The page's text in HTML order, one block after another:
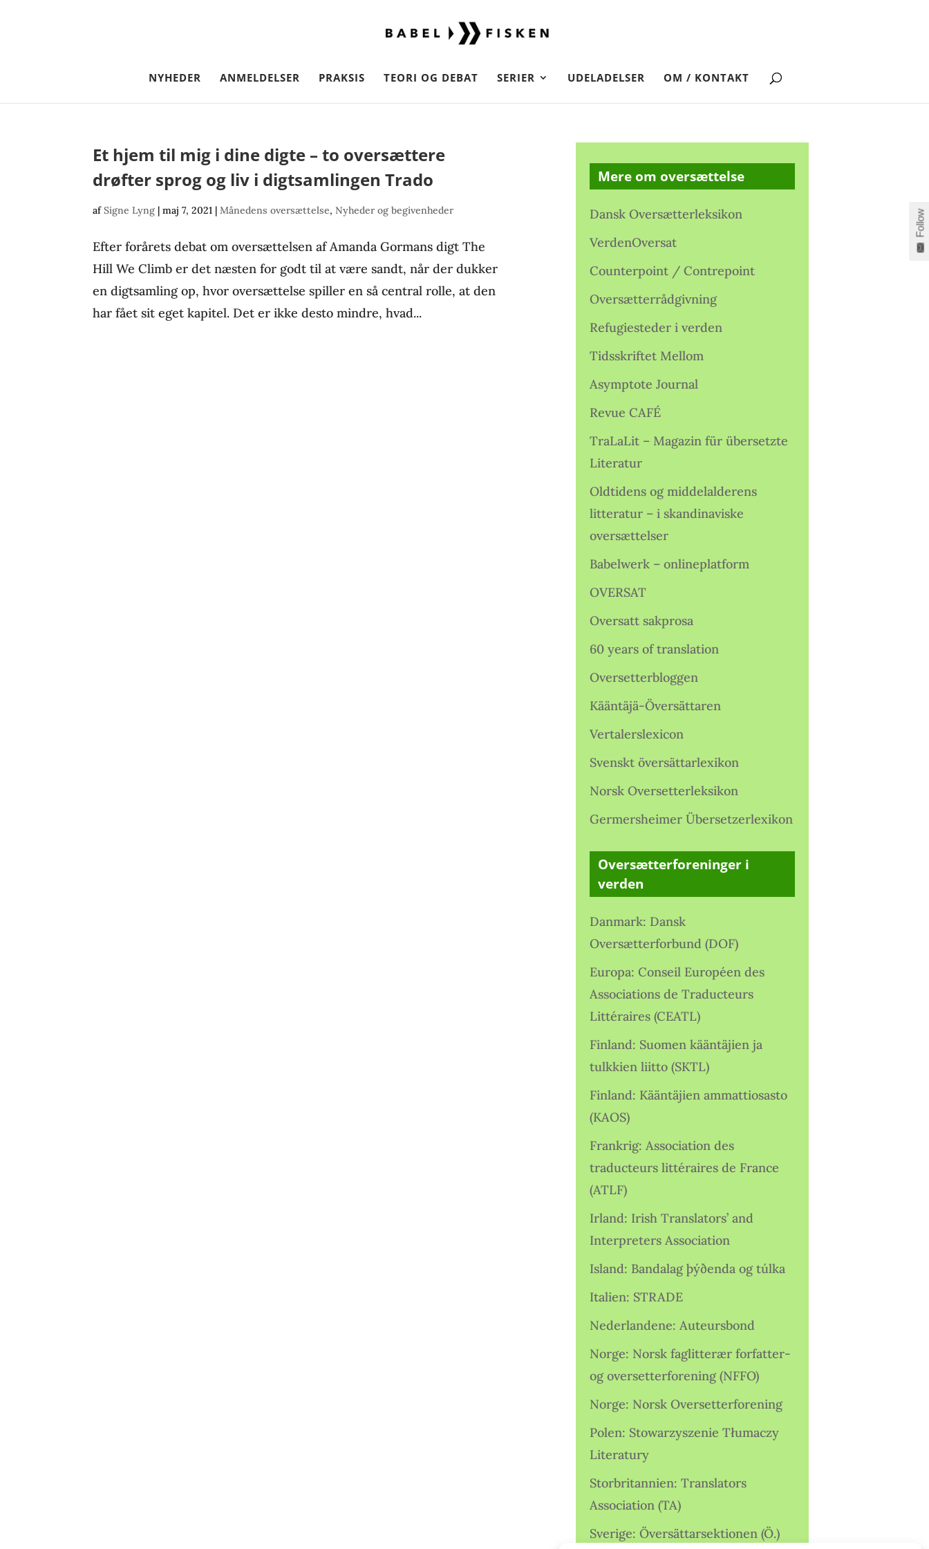
NYHEDER ANMELDELSER PRAKSIS TEORI OG DEBAT SERIER UDELADELSER OM / KONTAKT
Et hjem til mig i dine digte – to oversættere
drøfter sprog og liv i digtsamlingen Trado
afSigne Lyng |maj 7, 2021 |Månedens oversættelse,Nyheder og begivenheder
Efter forårets debat om oversættelsen af Amanda Gormans digt The
Hill We Climb er det næsten for godt til at være sandt, når der dukker
en digtsamling op, hvor oversættelse spiller en så central rolle, at den
har fået sit eget kapitel. Det er ikke desto mindre, hvad...
Mere om oversættelse
Dansk Oversætterleksikon
VerdenOversat
Counterpoint / Contrepoint
Oversætterrådgivning
Refugiesteder i verden
Tidsskriftet Mellom
Asymptote Journal
Revue CAFÉ
TraLaLit – Magazin für übersetzte
Literatur
Oldtidens og middelalderens
litteratur – i skandinaviske
oversættelser
Babelwerk – onlineplatform
OVERSAT
Oversatt sakprosa
60 years of translation
Oversetterbloggen
Kääntäjä-Översättaren
Vertalerslexicon
Svenskt översättarlexikon
Norsk Oversetterleksikon
Germersheimer Übersetzerlexikon
Oversætterforeninger i
verden
Danmark: Dansk
Oversætterforbund (DOF)
Europa: Conseil Européen des
Associations de Traducteurs
Littéraires (CEATL)
Finland: Suomen kääntäjien ja
tulkkien liitto (SKTL)
Finland: Kääntäjien ammattiosasto
(KAOS)
Frankrig: Association des
traducteurs littéraires de France
(ATLF)
Irland: Irish Translators’ and
Interpreters Association
Island: Bandalag þýðenda og túlka
Italien: STRADE
Nederlandene: Auteursbond
Norge: Norsk faglitterær forfatter-
og oversetterforening (NFFO)
Norge: Norsk Oversetterforening
Polen: Stowarzyszenie Tłumaczy
Literatury
Storbritannien: Translators
Association (TA)
Sverige: Översättarsektionen (Ö.)
Follow